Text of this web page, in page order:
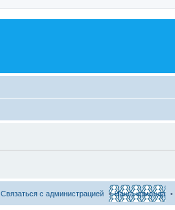
Наша команда
Связаться с администрацией